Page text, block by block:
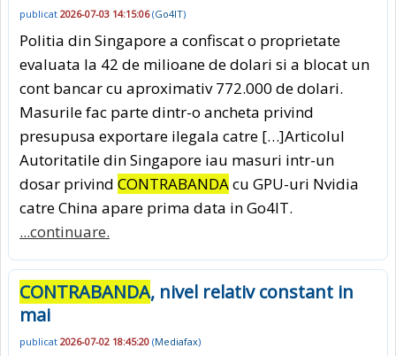
publicat 2026-07-03 14:15:06(Go4IT)
Politia din Singapore a confiscat o proprietate
evaluata la 42 de milioane de dolari si a blocat un
cont bancar cu aproximativ 772.000 de dolari.
Masurile fac parte dintr-o ancheta privind
presupusa exportare ilegala catre […]Articolul
Autoritatile din Singapore iau masuri intr-un
dosar privind CONTRABANDAcu GPU-uri Nvidia
catre China apare prima data in Go4IT.
...continuare.
CONTRABANDA, nivel relativ constant in
mai
publicat 2026-07-02 18:45:20 (Mediafax)